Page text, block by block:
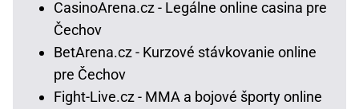
CasinoArena.cz - Legálne online casina pre
Čechov
BetArena.cz - Kurzové stávkovanie online
pre Čechov
Fight-Live.cz - MMA a bojové športy online